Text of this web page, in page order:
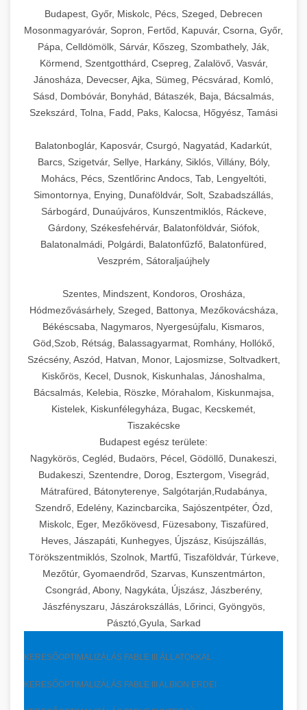
Budapest, Győr, Miskolc, Pécs, Szeged, Debrecen
Mosonmagyaróvár, Sopron, Fertőd, Kapuvár, Csorna, Győr,
Pápa, Celldömölk, Sárvár, Kőszeg, Szombathely, Ják,
Körmend, Szentgotthárd, Csepreg, Zalalövő, Vasvár,
Jánosháza, Devecser, Ajka, Sümeg, Pécsvárad, Komló,
Sásd, Dombóvár, Bonyhád, Bátaszék, Baja, Bácsalmás,
Szekszárd, Tolna, Fadd, Paks, Kalocsa, Hőgyész, Tamási
Balatonboglár, Kaposvár, Csurgó, Nagyatád, Kadarkút,
Barcs, Szigetvár, Sellye, Harkány, Siklós, Villány, Bóly,
Mohács, Pécs, Szentlőrinc Andocs, Tab, Lengyeltóti,
Simontornya, Enying, Dunaföldvár, Solt, Szabadszállás,
Sárbogárd, Dunaújváros, Kunszentmiklós, Ráckeve,
Gárdony, Székesfehérvár, Balatonföldvár, Siófok,
Balatonalmádi, Polgárdi, Balatonfűzfő, Balatonfüred,
Veszprém, Sátoraljaújhely
Szentes, Mindszent, Kondoros, Orosháza,
Hódmezővásárhely, Szeged, Battonya, Mezőkovácsháza,
Békéscsaba, Nagymaros, Nyergesújfalu, Kismaros,
Göd,Szob, Rétság, Balassagyarmat, Romhány, Hollókő,
Szécsény, Aszód, Hatvan, Monor, Lajosmizse, Soltvadkert,
Kiskőrös, Kecel, Dusnok, Kiskunhalas, Jánoshalma,
Bácsalmás, Kelebia, Röszke, Mórahalom, Kiskunmajsa,
Kistelek, Kiskunfélegyháza, Bugac, Kecskemét,
Tiszakécske
Budapest egész területe:
Nagykörös, Cegléd, Budaörs, Pécel, Gödöllő, Dunakeszi,
Budakeszi, Szentendre, Dorog, Esztergom, Visegrád,
Mátrafüred, Bátonyterenye, Salgótarján,Rudabánya,
Szendrő, Edelény, Kazincbarcika, Sajószentpéter, Ózd,
Miskolc, Eger, Mezőkövesd, Füzesabony, Tiszafüred,
Heves, Jászapáti, Kunhegyes, Újszász, Kisújszállás,
Törökszentmiklós, Szolnok, Martfű, Tiszaföldvár, Túrkeve,
Mezőtúr, Gyomaendrőd, Szarvas, Kunszentmárton,
Csongrád, Abony, Nagykáta, Újszász, Jászberény,
Jászfényszaru, Jászárokszállás, Lőrinci, Gyöngyös,
Pásztó,Gyula, Sarkad
KERESŐOPTIMALIZÁLÁS FABLE III ÁLLATOKKAL
KERESŐOPTIMALIZÁLÁS FABLE III ALBION ERDEI